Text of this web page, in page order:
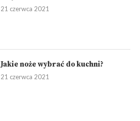
21 czerwca 2021
Jakie noże wybrać do kuchni?
21 czerwca 2021